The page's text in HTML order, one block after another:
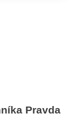
Pravda